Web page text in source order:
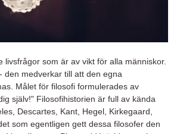
livsfrågor som är av vikt för alla människor.
den medverkar till att den egna
Målet för filosofi formulerades av
själv!" Filosofihistorien är full av kända
Descartes, Kant, Hegel, Kirkegaard,
som egentligen gett dessa filosofer den